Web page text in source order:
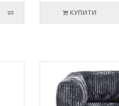
КУПИТИ